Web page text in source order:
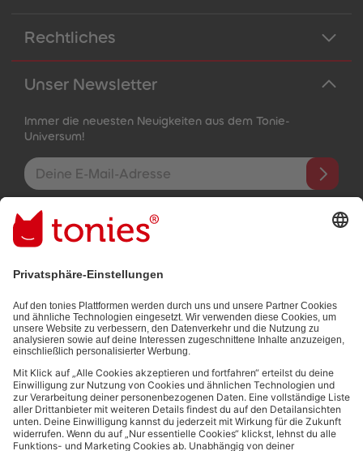
Rechtliches
Unser Newsletter
Immer die neuesten Neuigkeiten aus dem Tonie-
Universum!
E-Mail-Addresse
Mit dem Absenden abonnierst du unseren E-Mail-Newsletter, der
auf den von dir bereitgestellten Informationen (z.B. Account-
informationen) und den von dir zu Werbezwecken bereitgestellten
Datenschutzbestimmungen.
Bezahlmethoden:
Links zu sozialen Netzwerken